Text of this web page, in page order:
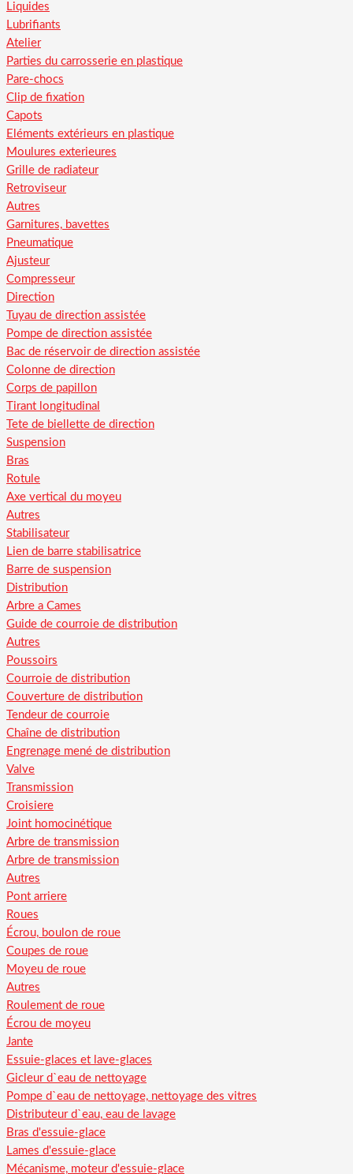
Liquides
Lubrifiants
Atelier
Parties du carrosserie en plastique
Pare-chocs
Clip de fixation
Capots
Eléments extérieurs en plastique
Moulures exterieures
Grille de radiateur
Retroviseur
Autres
Garnitures, bavettes
Pneumatique
Ajusteur
Compresseur
Direction
Tuyau de direction assistée
Pompe de direction assistée
Bac de réservoir de direction assistée
Colonne de direction
Corps de papillon
Tirant longitudinal
Tete de biellette de direction
Suspension
Bras
Rotule
Axe vertical du moyeu
Autres
Stabilisateur
Lien de barre stabilisatrice
Barre de suspension
Distribution
Arbre a Cames
Guide de courroie de distribution
Autres
Poussoirs
Courroie de distribution
Couverture de distribution
Tendeur de courroie
Chaîne de distribution
Engrenage mené de distribution
Valve
Transmission
Croisiere
Joint homocinétique
Arbre de transmission
Arbre de transmission
Autres
Pont arriere
Roues
Écrou, boulon de roue
Coupes de roue
Moyeu de roue
Autres
Roulement de roue
Écrou de moyeu
Jante
Essuie-glaces et lave-glaces
Gicleur d`eau de nettoyage
Pompe d`eau de nettoyage, nettoyage des vitres
Distributeur d`eau, eau de lavage
Bras d'essuie-glace
Lames d'essuie-glace
Mécanisme, moteur d'essuie-glace